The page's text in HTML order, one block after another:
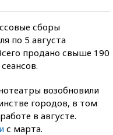
сборы
по 5 августа
продано свыше 190
возобновили
городов, в том
в августе.
с марта.